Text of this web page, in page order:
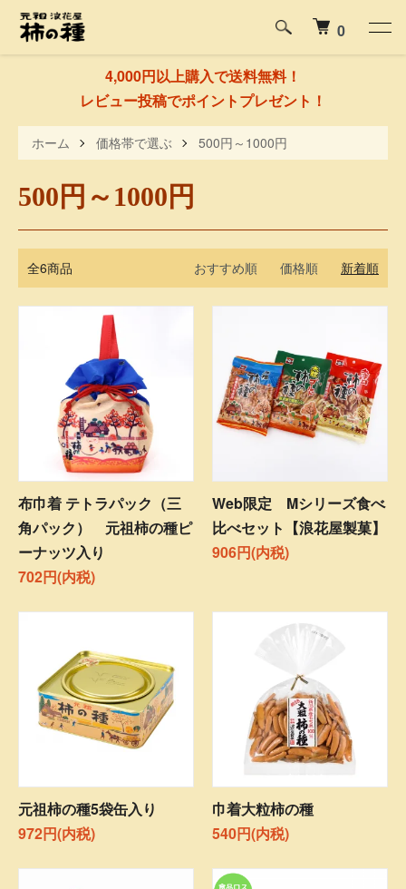
4,000円以上購入で送料無料！
レビュー投稿でポイントプレゼント！
0
ホーム 価格帯で選ぶ 500円～1000円
500円～1000円
全6商品 おすすめ順 価格順 新着順
布巾着 テトラパック（三
角パック） 元祖柿の種ピ
ーナッツ入り
702円(内税)
Web限定 Mシリーズ食べ
比べセット【浪花屋製菓】
906円(内税)
元祖柿の種5袋缶入り
972円(内税)
巾着大粒柿の種
540円(内税)